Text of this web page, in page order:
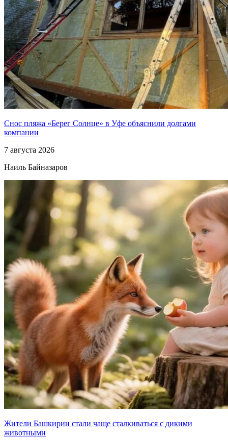
Снос пляжа «Берег Солнце» в Уфе объяснили долгами
компании
7 августа 2026
Наиль Байназаров
Жители Башкирии стали чаще сталкиваться с дикими
животными